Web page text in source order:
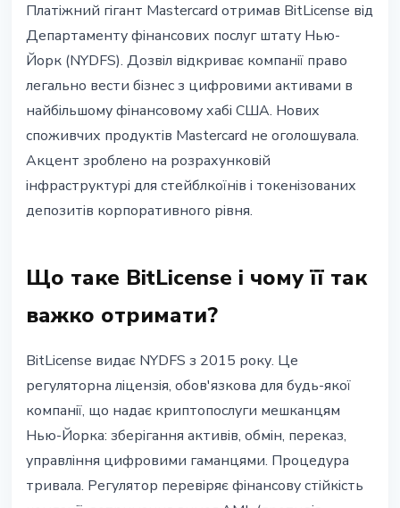
Mastercard отримала BitLicense
NYDFS: фокус на стейблкоїни та
токенізовані депозити
27 травня 2026 р.3 хв читання
Наталія Дорофєєва
Платіжний гігант Mastercard отримав BitLicense від
Департаменту фінансових послуг штату Нью-
Йорк (NYDFS). Дозвіл відкриває компанії право
легально вести бізнес з цифровими активами в
найбільшому фінансовому хабі США. Нових
споживчих продуктів Mastercard не оголошувала.
Акцент зроблено на розрахунковій
інфраструктурі для стейблкоїнів і токенізованих
депозитів корпоративного рівня.
Що таке BitLicense і чому її так
важко отримати?
BitLicense видає NYDFS з 2015 року. Це
регуляторна ліцензія, обов'язкова для будь-якої
компанії, що надає криптопослуги мешканцям
Нью-Йорка: зберігання активів, обмін, переказ,
управління цифровими гаманцями. Процедура
тривала. Регулятор перевіряє фінансову стійкість